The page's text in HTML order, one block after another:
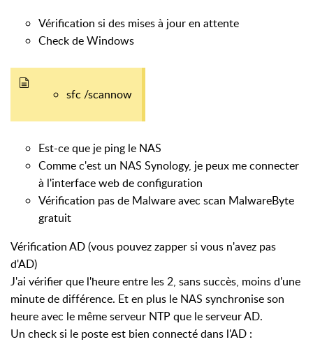
Vérification si des mises à jour en attente
Check de Windows
sfc /scannow
Est-ce que je ping le NAS
Comme c'est un NAS Synology, je peux me connecter
à l'interface web de configuration
Vérification pas de Malware avec scan MalwareByte
gratuit
Vérification AD (vous pouvez zapper si vous n'avez pas
d'AD)
J'ai vérifier que l'heure entre les 2, sans succès, moins d'une
minute de différence. Et en plus le NAS synchronise son
heure avec le même serveur NTP que le serveur AD.
Un check si le poste est bien connecté dans l'AD :